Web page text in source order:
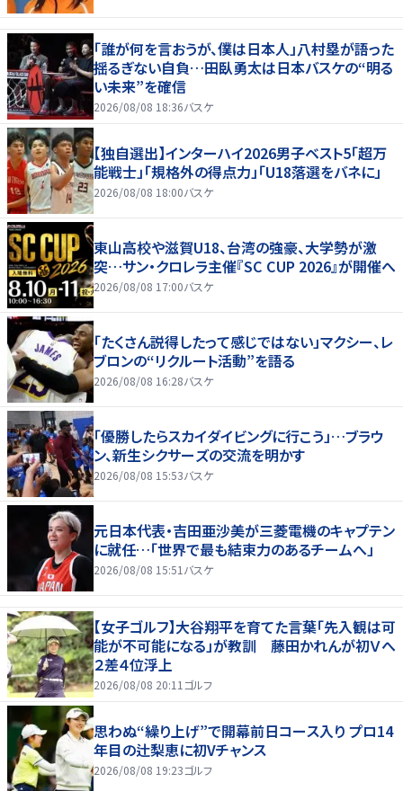
「誰が何を言おうが、僕は日本人」八村塁が語った
揺るぎない自負…田臥勇太は日本バスケの“明る
い未来”を確信
2026/08/08 18:36バスケ
【独自選出】インターハイ2026男子ベスト5「超万
能戦士」「規格外の得点力」「U18落選をバネに」
2026/08/08 18:00バスケ
東山高校や滋賀U18、台湾の強豪、大学勢が激
突…サン・クロレラ主催『SC CUP 2026』が開催へ
2026/08/08 17:00バスケ
「たくさん説得したって感じではない」マクシー、レ
ブロンの“リクルート活動”を語る
2026/08/08 16:28バスケ
「優勝したらスカイダイビングに行こう」…ブラウ
ン、新生シクサーズの交流を明かす
2026/08/08 15:53バスケ
元日本代表・吉田亜沙美が三菱電機のキャプテン
に就任…「世界で最も結束力のあるチームへ」
2026/08/08 15:51 バスケ
【女子ゴルフ】大谷翔平を育てた言葉「先入観は可
能が不可能になる」が教訓 藤田かれんが初Ｖへ
２差４位浮上
2026/08/08 20:11 ゴルフ
思わぬ“繰り上げ”で開幕前日コース入り プロ14
年目の辻梨恵に初Vチャンス
2026/08/08 19:23ゴルフ